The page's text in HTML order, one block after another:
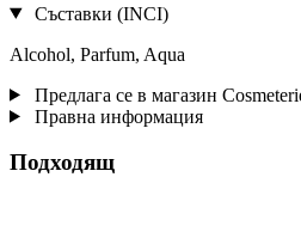
Съставки (INCI)
Alcohol, Parfum, Aqua
Предлага се в магазин
Правна информация
Подходящ